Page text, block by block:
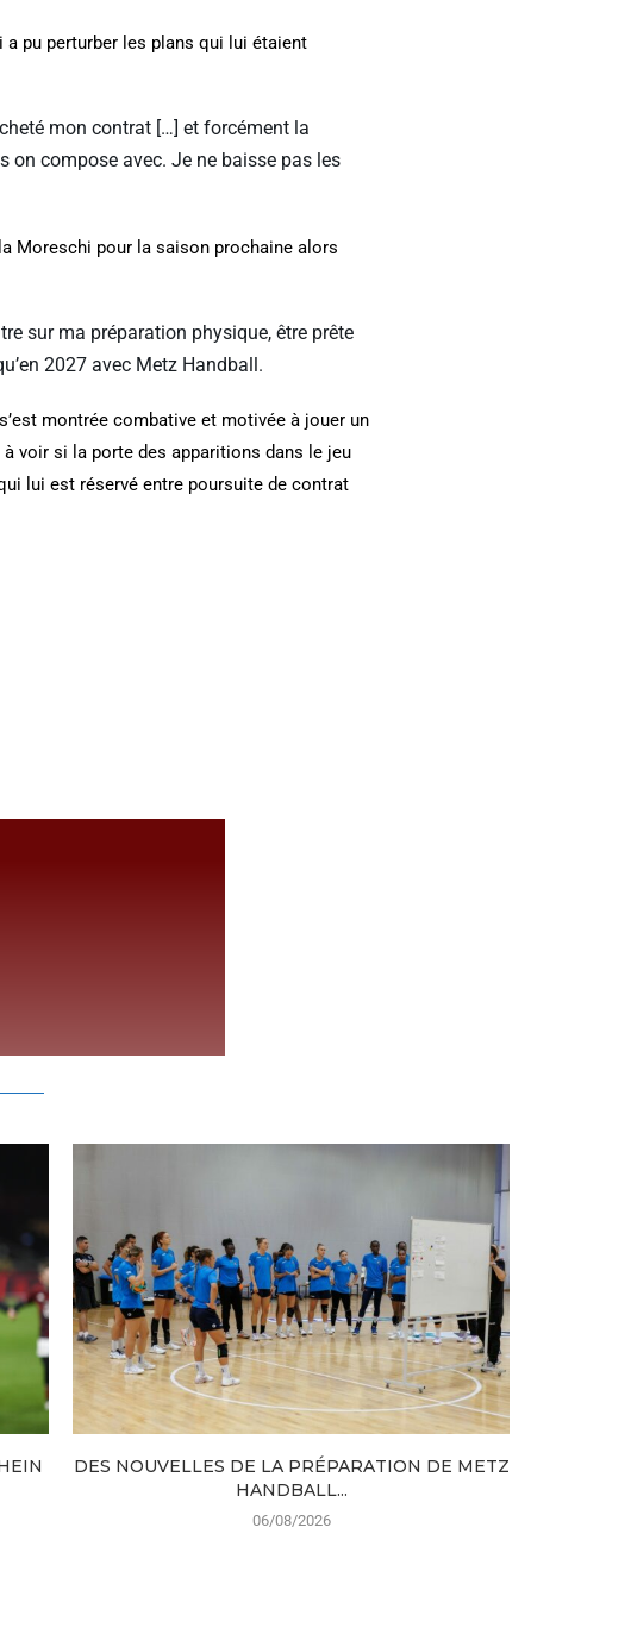
a pu perturber les plans qui lui étaient
mon contrat […] et forcément la
on compose avec. Je ne baisse pas les
Moreschi pour la saison prochaine alors
sur ma préparation physique, être prête
2027 avec Metz Handball.
montrée combative et motivée à jouer un
voir si la porte des apparitions dans le jeu
lui est réservé entre poursuite de contrat
DES NOUVELLES DE LA PRÉPARATION DE METZ
HANDBALL...
06/08/2026